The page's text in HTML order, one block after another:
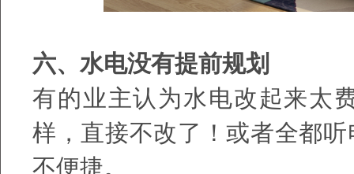
六、水电没有提前规划
有的业主认为水电改起来太
样，直接不改了！或者全都
不便捷。